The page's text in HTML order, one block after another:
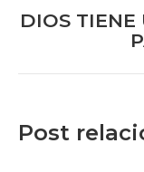
DIOS
Post